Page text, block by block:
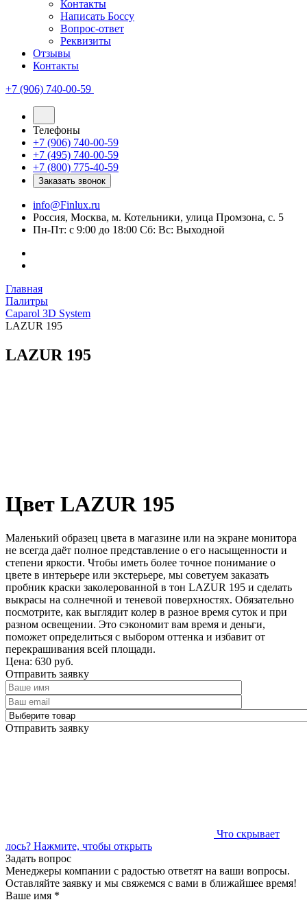
Контакты
Написать Боссу
Вопрос-ответ
Реквизиты
Отзывы
Контакты
+7 (906) 740-00-59
Телефоны
+7 (906) 740-00-59
+7 (495) 740-00-59
+7 (800) 775-40-59
Заказать звонок
info@Finlux.ru
Россия, Москва, м. Котельники, улица Промзона, с. 5
Пн-Пт: с 9:00 до 18:00 Сб: Вс: Выходной
Главная
Палитры
Caparol 3D System
LAZUR 195
LAZUR 195
Цвет LAZUR 195
Маленький образец цвета в магазине или на экране монитора
не всегда даёт полное представление о его насыщенности и
степени яркости. Чтобы иметь более точное понимание о
цвете в интерьере или экстерьере, мы советуем заказать
пробник краски заколерованной в тон LAZUR 195 и сделать
выкрасы на солнечной и теневой поверхностях. Обязательно
посмотрите, как выглядит колер в разное время суток и при
разном освещении. Это сэкономит вам время и деньги,
поможет определиться с выбором оттенка и избавит от
перекрашивания всей площади.
Цена: 630 руб.
Отправить заявку
Отправить заявку
Что скрывает
лось? Нажмите, чтобы открыть
Задать вопрос
Менеджеры компании с радостью ответят на ваши вопросы.
Оставляйте заявку и мы свяжемся с вами в ближайшее время!
Ваше имя *